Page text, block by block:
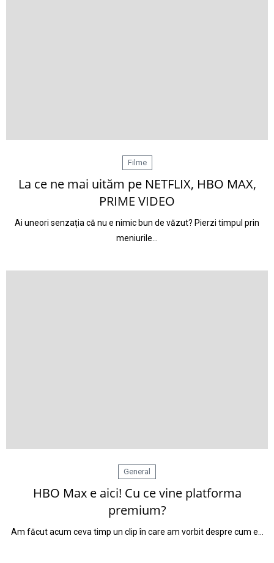
Filme
La ce ne mai uităm pe NETFLIX, HBO MAX,
PRIME VIDEO
Ai uneori senzația că nu e nimic bun de văzut? Pierzi timpul prin
meniurile…
General
HBO Max e aici! Cu ce vine platforma
premium?
Am făcut acum ceva timp un clip în care am vorbit despre cum e…